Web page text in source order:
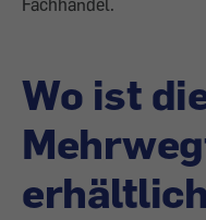
Fachhandel.
Wo ist